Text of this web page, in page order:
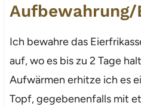
Ich bewahre das
auf, wo es bis zu 2 Tage
Aufwärmen erhitze ich es
Topf, gegebenenfalls mit